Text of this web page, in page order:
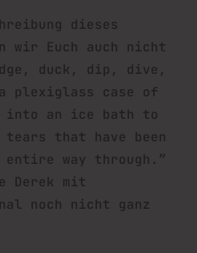
dieses
wir Euch auch nicht
duck, dip, dive,
plexiglass case of
into an ice bath to
tears that have been
way through.”
Derek mit
noch nicht ganz